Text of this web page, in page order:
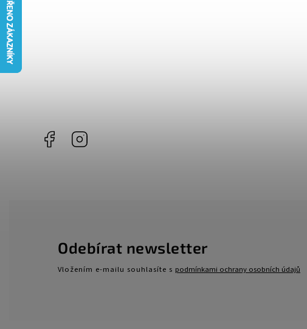
Facebook
Odebírat newsletter
Vložením e-mailu souhlasíte s podmínkami ochrany osobních údajů